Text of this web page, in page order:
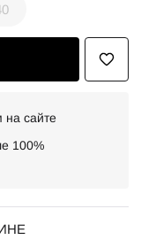
сайте
100%